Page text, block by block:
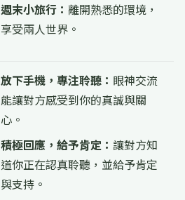
週末小旅行： 離開熟悉的環境，
享受兩人世界。
放下手機，專注聆聽： 眼神交流
能讓對方感受到你的真誠與關
心。
積極回應，給予肯定： 讓對方知
道你正在認真聆聽，並給予肯定
與支持。